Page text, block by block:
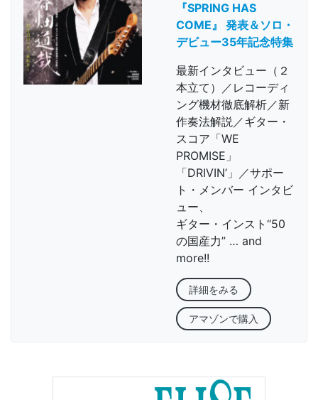
『SPRING HAS
COME』 発表＆ソロ・
デビュー35年記念特集
最新インタビュー（２
本立て）／レコーディ
ング機材徹底解析／新
作奏法解説／ギター・
スコア「WE
PROMISE」
「DRIVIN’」／サポー
ト・メンバー インタビ
ュー、
ギター・インスト“50
の国産力” … and
more!!
詳細をみる
アマゾンで購入